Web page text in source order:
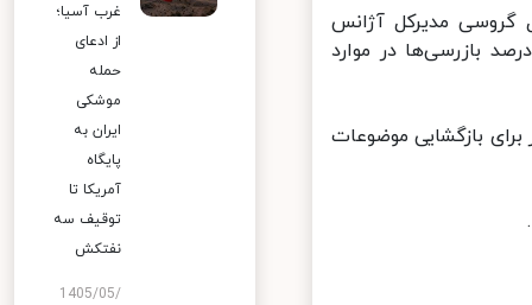
گروسی مدیرکل آژانس
اتمی داشتم. ایران کاملاً شفاف بوده است؛ بیش از ۹۲ درصد بازرسی‌ها در موارد
بازگشایی موضوعات
غرب آسیا؛
از ادعای
حمله
موشکی
ایران به
پایگاه
آمریکا تا
توقیف سه
نفتکش
1405/05/